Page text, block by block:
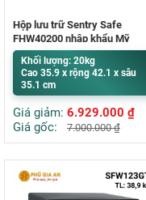
Hộp lưu trữ Sentry Safe
FHW40200 nhập khẩu Mỹ
Khối lượng: 20kg
Cao 35.9 x rộng 42.1 x sâu
35.1 cm
Giá giảm: 6.929.000 ₫
Giá gốc:
7.000.000₫